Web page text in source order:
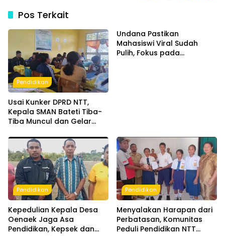
Pos Terkait
Pendidikan
Usai Kunker DPRD NTT,
Kepala SMAN Bateti Tiba-
Tiba Muncul dan Gelar
Pertanyakan Hak 15 Persen
yang Belum Dibayar
Undana Pastikan
Mahasiswi Viral Sudah
Pulih, Fokus pada
Pendidikan
Kepedulian Kepala Desa
Oenaek Jaga Asa
Pendidikan, Kepsek dan
Pendidikan
Menyalakan Harapan dari
Perbatasan, Komunitas
Peduli Pendidikan NTT